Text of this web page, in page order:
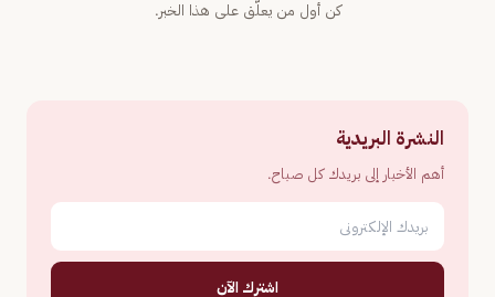
كن أول من يعلّق على هذا الخبر.
النشرة البريدية
أهم الأخبار إلى بريدك كل صباح.
اشترك الآن